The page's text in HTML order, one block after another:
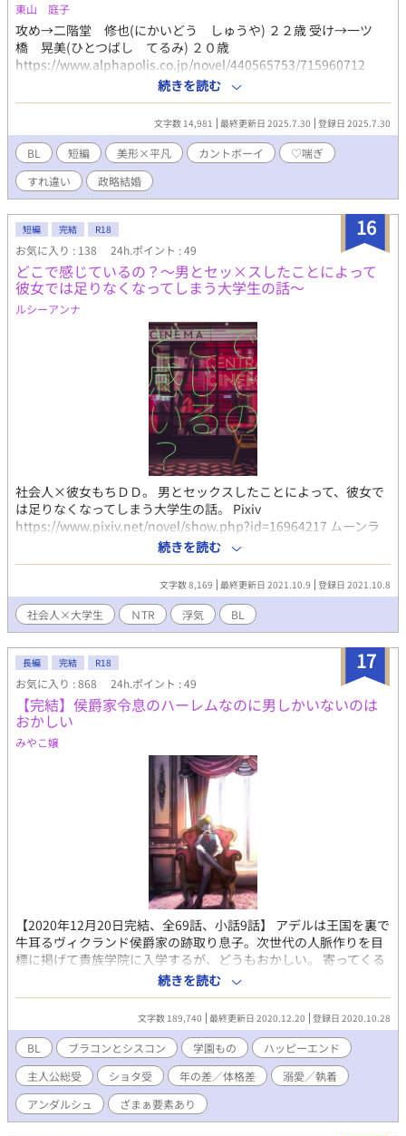
ズ第１弾（本編） 『王子妃セスから冒険者レノになった話』 ・ア
ンティジェリア王国第３王子レオナルドと薬剤魔法師セスのお話
★シリーズ第２弾 『大公令息ルシオとアイツの話』 ・リティニア
王国第３王子ヒューベルトとその幼なじみで大公家嫡男である側
近ルシオの幼少期からともに成長していくお話 ★シリーズ第３弾
『エルフの恋の話』 ・エルフィンド王国王弟の第３王子エルフィ
話』 ・西国タリアネシア王国第２王子ユージーンと下級貴族の４
男ノアのお話 ★シリーズ第５弾 『狼獣人の幸せ探しの話』 ・狼獣
人のレヴィーは９才の時に父親に殺さられかけ、人間のイオの両
親に拾われる。暴力や犯罪に巻き込まれながら生きる事を諦めた
時、アンティジェリア王国第３王子妃セス(冒険者レノ)と出会い、
その仲間たちに心が救われていく。一度生き別れたイオとの再会
を果たすお話
東山 庭子
攻め→二階堂 修也(にかいどう しゅうや) ２２歳 受け→一ツ
橋 晃美(ひとつばし てるみ) ２０歳
https://www.alphapolis.co.jp/novel/440565753/715960712
https://www.alphapolis.co.jp/novel/440565753/636968278 ↑
こちらに出てくる椿が出演しています。
続きを読む
文字数 14,981 最終更新日 2025.7.30 登録日 2025.7.30
BL 短編 美形×平凡 カントボーイ
♡喘ぎ
すれ違い
政略結婚
16
短編 完結 R18
お気に入り : 138 24h.ポイント : 49
どこで感じているの？〜男とセッ×スしたことによって
彼女では足りなくなってしまう大学生の話〜
ルシーアンナ
社会人×彼女もちＤＤ。 男とセックスしたことによって、彼女で
は足りなくなってしまう大学生の話。 Pixiv
https://www.pixiv.net/novel/show.php?id=16964217 ムーンラ
イトノベルズ https://novel18.syosetu.com/n9424iq/ fujossy
https://fujossy.jp/books/30106 ハーメルン
https://syosetu.org/novel/406684/
続きを読む
文字数 8,169 最終更新日 2021.10.9 登録日 2021.10.8
社会人×大学生 ＮTR 浮気 BL
17
長編 完結 R18
お気に入り : 868 24h.ポイント : 49
【完結】侯爵家令息のハーレムなのに男しかいないのは
おかしい
みやこ嬢
【2020年12月20日完結、全69話、小話9話】 アデルは王国を裏で
牛耳るヴィクランド侯爵家の跡取り息子。次世代の人脈作りを目
標に掲げて貴族学院に入学するが、どうもおかしい。 寄ってくる
のは男だけ！ 女の子は何故か近付いてこない！！ それでも将来の
ためと信じて地道に周囲との親交を深めて籠絡していく。 憧れの
騎士団長との閨のレッスン。 女性が苦手な気弱同級生からの依
存。 家族愛を欲する同級生からの偏愛。 承認欲求に飢えた同級生
からの執着。 謎多き同級生との秘密の逢瀬。 これは、侯爵家令息
アデルの成長と苦難の物語。 あやしい話にはタイトルの横に＊を
付けてます
続きを読む
文字数 189,740 最終更新日 2020.12.20 登録日 2020.10.28
BL ブラコンとシスコン 学園もの
ハッピーエンド
主人公総受
ショタ受 年の差／体格差
溺愛／執着
アンダルシュ
ざまぁ要素あり